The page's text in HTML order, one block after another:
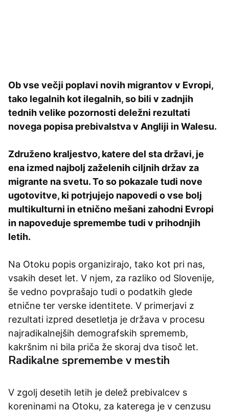
Ob vse večji poplavi novih migrantov v Evropi,
tako legalnih kot ilegalnih, so bili v zadnjih
tednih velike pozornosti deležni rezultati
novega popisa prebivalstva v Angliji in Walesu.
Združeno kraljestvo, katere del sta državi, je
ena izmed najbolj zaželenih ciljnih držav za
migrante na svetu. To so pokazale tudi nove
ugotovitve, ki potrjujejo napovedi o vse bolj
multikulturni in etnično mešani zahodni Evropi
in napoveduje spremembe tudi v prihodnjih
letih.
Na Otoku popis organizirajo, tako kot pri nas,
vsakih deset let. V njem, za razliko od Slovenije,
še vedno povprašajo tudi o podatkih glede
etnične ter verske identitete. V primerjavi z
rezultati izpred desetletja je država v procesu
najradikalnejših demografskih sprememb,
kakršnim ni bila priča že skoraj dva tisoč let.
Radikalne spremembe v mestih
V zgolj desetih letih je delež prebivalcev s
koreninami na Otoku, za katerega je v cenzusu